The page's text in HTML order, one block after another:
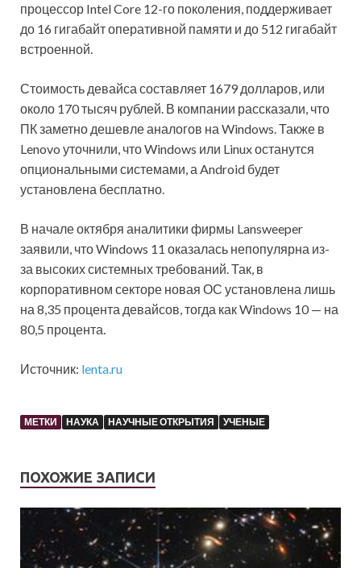
процессор Intel Core 12-го поколения, поддерживает
до 16 гигабайт оперативной памяти и до 512 гигабайт
встроенной.
Стоимость девайса составляет 1679 долларов, или
около 170 тысяч рублей. В компании рассказали, что
ПК заметно дешевле аналогов на Windows. Также в
Lenovo уточнили, что Windows или Linux останутся
опциональными системами, а Android будет
установлена бесплатно.
В начале октября аналитики фирмы Lansweeper
заявили, что Windows 11 оказалась непопулярна из-
за высоких системных требований. Так, в
корпоративном секторе новая ОС установлена лишь
на 8,35 процента девайсов, тогда как Windows 10 — на
80,5 процента.
Источник: lenta.ru
МЕТКИ НАУКА НАУЧНЫЕ ОТКРЫТИЯ УЧЕНЫЕ
ПОХОЖИЕ ЗАПИСИ